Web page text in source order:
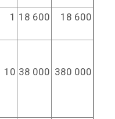
1 18 600 18 600
10 38 000 380 000